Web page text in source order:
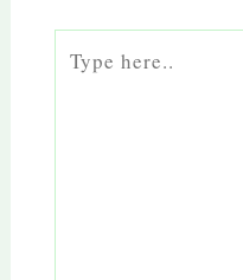
here..